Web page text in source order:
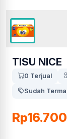
TISU NICE
0 Terjual
Sudah
Rp16.700